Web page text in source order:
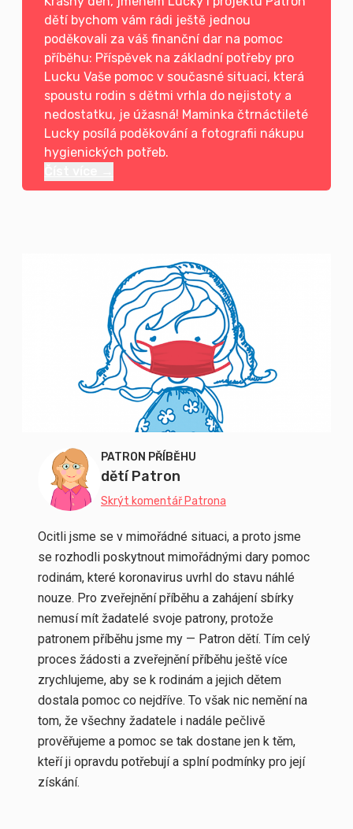
dětí bychom vám rádi ještě jednou
poděkovali za váš finanční dar na pomoc
příběhu: Příspěvek na základní potřeby pro
Lucku Vaše pomoc v současné situaci, která
spoustu rodin s dětmi vrhla do nejistoty a
nedostatku, je úžasná! Maminka čtrnáctileté
Lucky posílá poděkování a fotografii nákupu
hygienických potřeb.
PATRON PŘÍBĚHU
dětí Patron
Skrýt komentář Patrona
Ocitli jsme se v mimořádné situaci, a proto jsme
se rozhodli poskytnout mimořádnými dary pomoc
rodinám, které koronavirus uvrhl do stavu náhlé
nouze. Pro zveřejnění příběhu a zahájení sbírky
nemusí mít žadatelé svoje patrony, protože
patronem příběhu jsme my — Patron dětí. Tím celý
proces žádosti a zveřejnění příběhu ještě více
zrychlujeme, aby se k rodinám a jejich dětem
dostala pomoc co nejdříve. To však nic nemění na
tom, že všechny žadatele i nadále pečlivě
prověřujeme a pomoc se tak dostane jen k těm,
kteří ji opravdu potřebují a splní podmínky pro její
získání.